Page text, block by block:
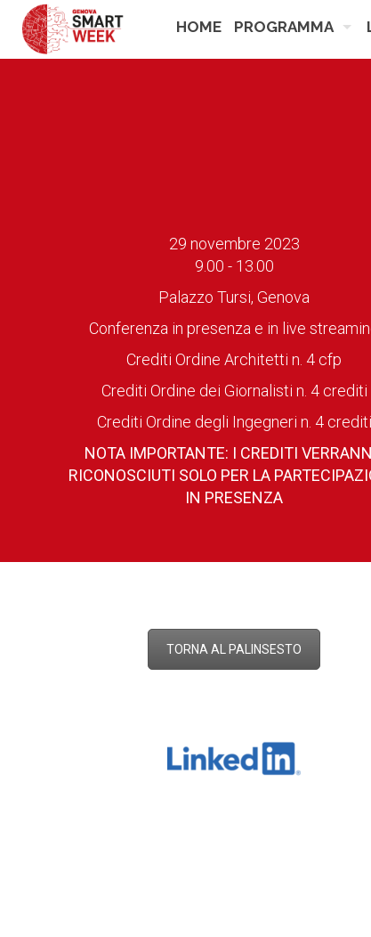
HOME PROGRAMMA
29 novembre 2023
9.00 - 13.00
Palazzo Tursi, Genova
Conferenza in presenza e in live
Crediti Ordine Architetti n. 4 cfp
Crediti Ordine dei Giornalisti n. 4 crediti
Crediti Ordine degli Ingegneri n. 4 crediti
NOTA IMPORTANTE: I CREDITI
RICONOSCIUTI SOLO PER LA
IN PRESENZA
TORNA AL PALINSESTO